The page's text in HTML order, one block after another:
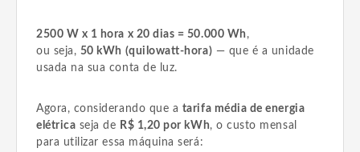
2500 W x 1 hora x 20 dias = 50.000 Wh ,
ou seja, 50 kWh (quilowatt-hora) — que é a unidade
usada na sua conta de luz.
Agora, considerando que a tarifa média de energia
elétrica seja de R$ 1,20 por kWh, o custo mensal
para utilizar essa máquina será: